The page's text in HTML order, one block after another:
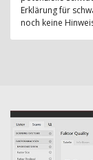
Erklärung für
noch keine